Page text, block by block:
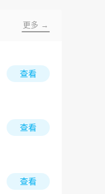
更多 →
查看
查看
查看